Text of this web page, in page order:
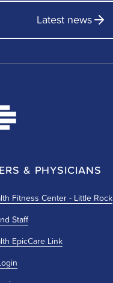
Latest news
& PHYSICIANS
Fitness Center - Little Rock
Staff
EpicCare Link